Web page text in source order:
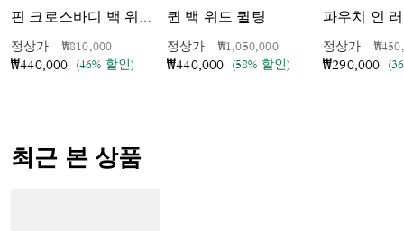
핀 크로스바디 백 위드 포켓 인 러브드 시그니처 데님 위드 참
정상가 가격 인하 전
₩810,000인하됨
₩440,000 (46% 할인)
퀸 백 위드 퀼팅
정상가 가격 인하 전
₩1,050,000인하됨
₩440,000 (58% 할인)
정상가 가격
₩290,000
최근 본 상품